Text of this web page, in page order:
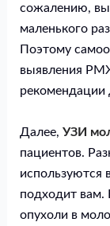
сожалению,
маленького
Поэтому
выявления
рекомендации
Далее, УЗИ
пациентов.
используются
подходит
опухоли в